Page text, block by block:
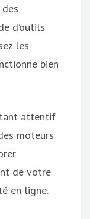
d’outils
les
bien
attentif
moteurs
de votre
en ligne.